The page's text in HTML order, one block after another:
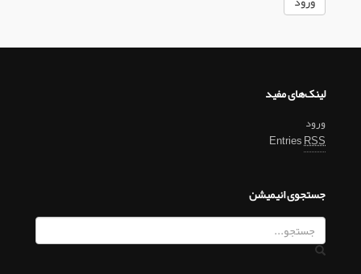
لینک‌های مفید
ورود
EntriesRSS
جستجوی انیمیشن